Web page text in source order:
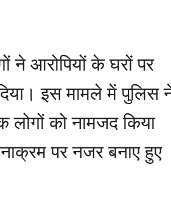
ने आरोपियों के घरों पर
इस मामले में पुलिस
लोगों को नामजद किया
पर नजर बनाए हुए